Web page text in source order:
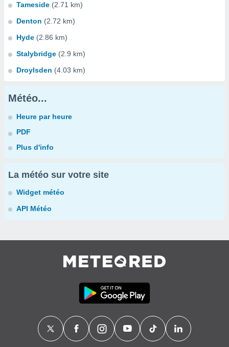
Tameside (2.71 km)
Denton (2.72 km)
Hyde (2.86 km)
Stalybridge (2.9 km)
Droylsden (4.03 km)
Météo...
Heure par heure
PDF
Plus d'info
La météo sur votre site
Widget météo
API Météo